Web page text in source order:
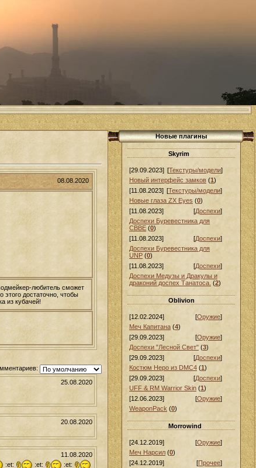
08.08.2020
любитель сможет
этого достаточно, чтобы
из кубачей!
25.08.2020
20.08.2020
11.08.2020
:et: :et:
:et:
Новые плагины
Skyrim
[29.09.2023] [Текстуры/модели]
Новый интерфейс замков (1)
[11.08.2023] [Текстуры/модели]
Новые глаза ZX Eyes (0)
[11.08.2023]
[Доспехи]
Доспехи Буревестника для
СВВЕ (0)
[11.08.2023]
[Доспехи]
Доспехи Буревестника для
UNP (0)
[11.08.2023]
[Доспехи]
Доспехи Медузы и Дракулы и
драконий доспех Танатоса. (2)
Oblivion
[12.02.2024] [Оружие]
Меч Капитана (4)
[29.09.2023]
[Оружие]
Доспехи "Лесной Свет" (3)
[29.09.2023]
[Доспехи]
Костюм Неро из DMC4 (1)
[29.09.2023]
[Доспехи]
UFF & RM Warrior Skin (1)
[12.06.2023]
[Оружие]
WeaponPack (0)
Morrowind
[24.12.2019] [Оружие]
Меч Нарсил (0)
[24.12.2019]
[Прочее]